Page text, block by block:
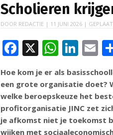
Scholieren
DOOR REDACTIE | 11 JUNI 2026 |
F
ac
e
b
o
o
X W
h
at
s
A
p
Li
n
k
e
dI
n
E
m
ai
l
Hoe kom je er als
een grote organisatie doet?
welke beroepskeuze het
profitorganisatie JINC zet
je afkomst niet je toekomst
wijken met